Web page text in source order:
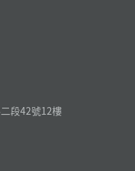
段42號12樓